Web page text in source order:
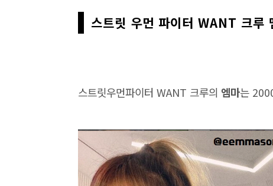
스트릿 우먼 파이터 WANT 크루
스트릿우먼파이터 WANT 크루의 엠마는